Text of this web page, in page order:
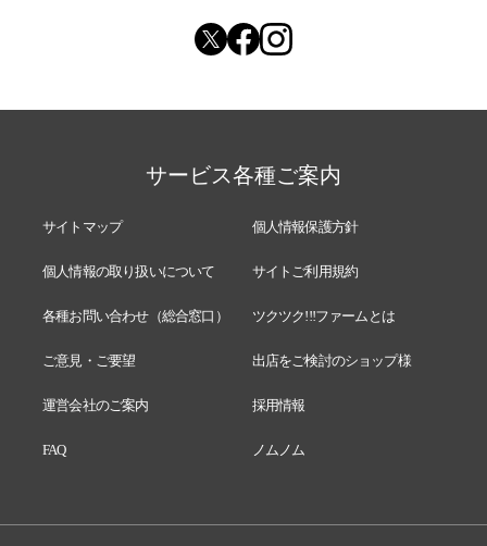
サービス各種ご案内
サイトマップ 個人情報保護方針
個人情報の取り扱いについて サイトご利用規約
各種お問い合わせ（総合窓口） ツクツク!!!ファームとは
ご意見・ご要望 出店をご検討のショップ様
運営会社のご案内 採用情報
FAQ ノムノム